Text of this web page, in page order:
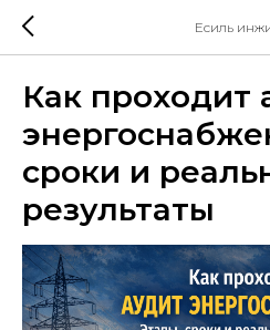
Есиль
Как проходит
сроки и
результаты